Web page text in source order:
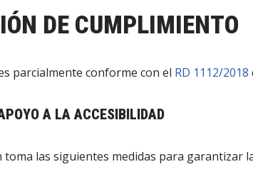
DE CUMPLIMIENTO
parcialmente conforme con el RD 1112/2018
A LA ACCESIBILIDAD
toma las siguientes medidas para garantizar